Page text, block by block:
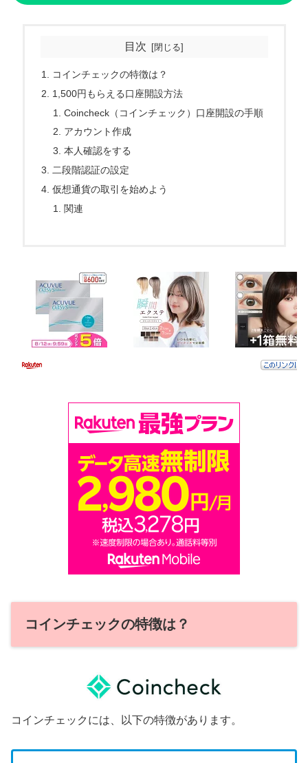
目次
コインチェックの特徴は？
1,500円もらえる口座開設方法
Coincheck（コインチェック）口座開設の手順
アカウント作成
本人確認をする
二段階認証の設定
仮想通貨の取引を始めよう
関連
コインチェックの特徴は？
コインチェックには、以下の特徴があります。